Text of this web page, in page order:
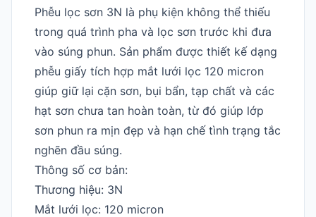
Phễu lọc sơn 3N là phụ kiện không thể thiếu
trong quá trình pha và lọc sơn trước khi đưa
vào súng phun. Sản phẩm được thiết kế dạng
phễu giấy tích hợp mắt lưới lọc 120 micron
giúp giữ lại cặn sơn, bụi bẩn, tạp chất và các
hạt sơn chưa tan hoàn toàn, từ đó giúp lớp
sơn phun ra mịn đẹp và hạn chế tình trạng tắc
nghẽn đầu súng.
Thông số cơ bản:
Thương hiệu: 3N
Mắt lưới lọc: 120 micron